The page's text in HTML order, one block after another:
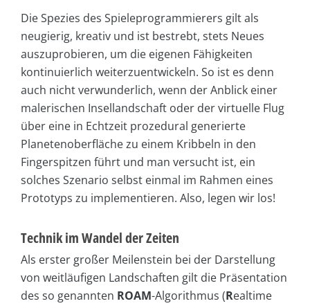
Die Spezies des Spieleprogrammierers gilt als
neugierig, kreativ und ist bestrebt, stets Neues
auszuprobieren, um die eigenen Fähigkeiten
kontinuierlich weiterzuentwickeln. So ist es denn
auch nicht verwunderlich, wenn der Anblick einer
malerischen Insellandschaft oder der virtuelle Flug
über eine in Echtzeit prozedural generierte
Planetenoberfläche zu einem Kribbeln in den
Fingerspitzen führt und man versucht ist, ein
solches Szenario selbst einmal im Rahmen eines
Prototyps zu implementieren. Also, legen wir los!
Technik im Wandel der Zeiten
Als erster großer Meilenstein bei der Darstellung
von weitläufigen Landschaften gilt die Präsentation
des so genannten ROAM-Algorithmus (Realtime